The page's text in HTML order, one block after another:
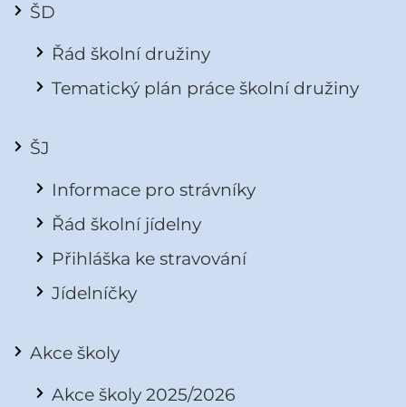
ŠD
Řád školní družiny
Tematický plán práce školní družiny
ŠJ
Informace pro strávníky
Řád školní jídelny
Přihláška ke stravování
Jídelníčky
Akce školy
Akce školy 2025/2026